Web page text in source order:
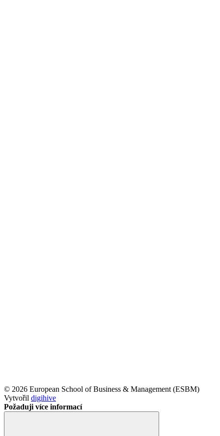
© 2026 European School of Business & Management (ESBM)
Vytvořil digihive
Požaduji více informací